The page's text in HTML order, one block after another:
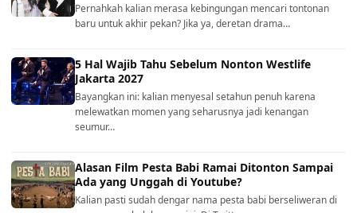
Pernahkah kalian merasa kebingungan mencari tontonan
baru untuk akhir pekan? Jika ya, deretan drama…
5 Hal Wajib Tahu Sebelum Nonton Westlife
Jakarta 2027
Bayangkan ini: kalian menyesal setahun penuh karena
melewatkan momen yang seharusnya jadi kenangan
seumur…
Alasan Film Pesta Babi Ramai Ditonton Sampai
Ada yang Unggah di Youtube?
Kalian pasti sudah dengar nama pesta babi berseliweran di